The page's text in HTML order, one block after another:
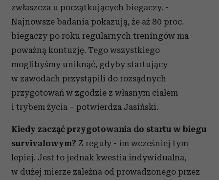
zwłaszcza u początkujących biegaczy. -
Najnowsze badania pokazują, że aż 80 proc.
biegaczy po roku regularnych treningów ma
poważną kontuzję. Tego wszystkiego
moglibyśmy uniknąć, gdyby startujący
w zawodach przystąpili do rozsądnych
przygotowań w zgodzie z własnym ciałem
i trybem życia – potwierdza Jasiński.
Kiedy zacząć przygotowania do startu w biegu
survivalowym? Z reguły - im wcześniej tym
lepiej. Jest to jednak kwestia indywidualna,
w dużej mierze zależna od prowadzonego przez